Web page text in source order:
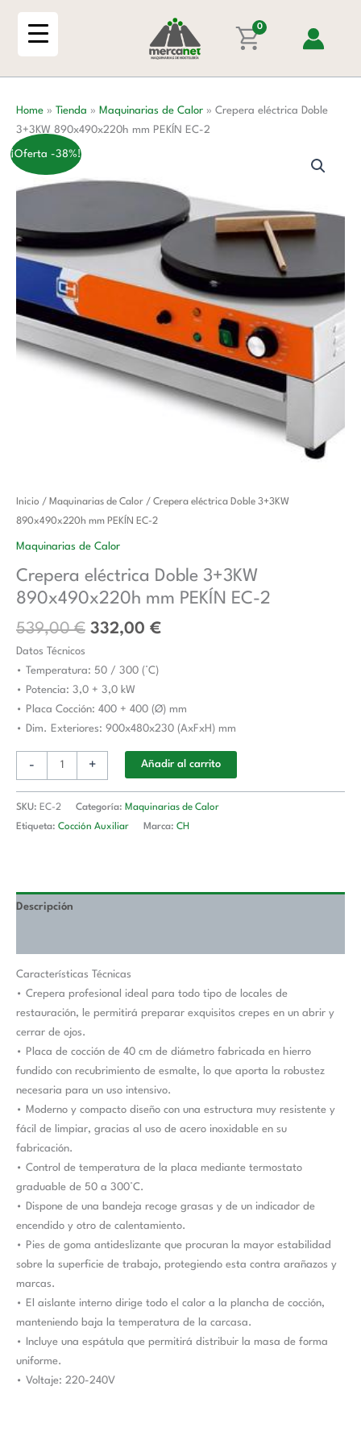
0
Home » Tienda » Maquinarias de Calor » Crepera eléctrica Doble
3+3KW 890x490x220h mm PEKÍN EC-2
¡Oferta -38%!
Inicio / Maquinarias de Calor / Crepera eléctrica Doble 3+3KW
890x490x220h mm PEKÍN EC-2
Maquinarias de Calor
Crepera eléctrica Doble 3+3KW
890x490x220h mm PEKÍN EC-2
539,00€
El
precio
original
539,00 €.
332,00 €
El
332,00 €.
Datos Técnicos
• Temperatura: 50 / 300 (°C)
• Potencia: 3,0 + 3,0 kW
• Placa Cocción: 400 + 400 (Ø) mm
• Dim. Exteriores: 900x480x230 (AxFxH) mm
-
Crepera
eléctrica
Doble
890x490x220h
mm
EC-
2
cantidad
+ Añadir al carrito
SKU: EC-2 Categoría: Maquinarias de Calor
Etiqueta: Cocción Auxiliar Marca: CH
Descripción
Características Técnicas
• Crepera profesional ideal para todo tipo de locales de
restauración, le permitirá preparar exquisitos crepes en un abrir y
cerrar de ojos.
• Placa de cocción de 40 cm de diámetro fabricada en hierro
fundido con recubrimiento de esmalte, lo que aporta la robustez
necesaria para un uso intensivo.
• Moderno y compacto diseño con una estructura muy resistente y
fácil de limpiar, gracias al uso de acero inoxidable en su
fabricación.
• Control de temperatura de la placa mediante termostato
graduable de 50 a 300°C.
• Dispone de una bandeja recoge grasas y de un indicador de
encendido y otro de calentamiento.
• Pies de goma antideslizante que procuran la mayor estabilidad
sobre la superficie de trabajo, protegiendo esta contra arañazos y
marcas.
• El aislante interno dirige todo el calor a la plancha de cocción,
manteniendo baja la temperatura de la carcasa.
• Incluye una espátula que permitirá distribuir la masa de forma
uniforme.
• Voltaje: 220-240V
890x490x220h
mm
PEKÍN
2
cantidad